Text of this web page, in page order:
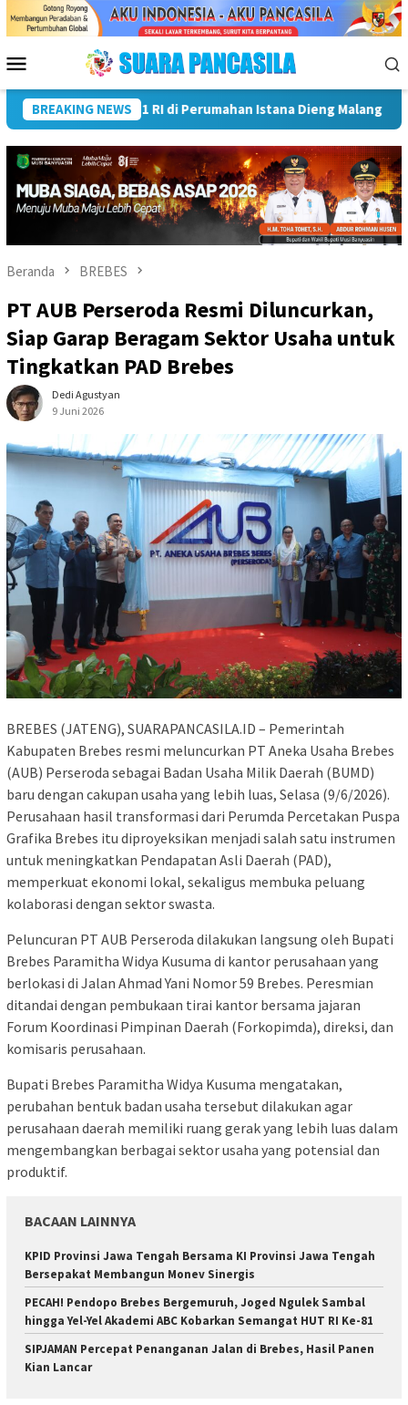
Menu
Mobile
BREAKING NEWS
Kota Lubuk Linggau Kukuhkan Pramuka Garuda dan Lepas
Beranda BREBES
PT AUB Perseroda Resmi Diluncurkan,
Siap Garap Beragam Sektor Usaha untuk
Tingkatkan PAD Brebes
Dedi Agustyan
9 Juni 2026
BREBES (JATENG), SUARAPANCASILA.ID – Pemerintah
Kabupaten Brebes resmi meluncurkan PT Aneka Usaha Brebes
(AUB) Perseroda sebagai Badan Usaha Milik Daerah (BUMD)
baru dengan cakupan usaha yang lebih luas, Selasa (9/6/2026).
Perusahaan hasil transformasi dari Perumda Percetakan Puspa
Grafika Brebes itu diproyeksikan menjadi salah satu instrumen
untuk meningkatkan Pendapatan Asli Daerah (PAD),
memperkuat ekonomi lokal, sekaligus membuka peluang
kolaborasi dengan sektor swasta.
Peluncuran PT AUB Perseroda dilakukan langsung oleh Bupati
Brebes Paramitha Widya Kusuma di kantor perusahaan yang
berlokasi di Jalan Ahmad Yani Nomor 59 Brebes. Peresmian
ditandai dengan pembukaan tirai kantor bersama jajaran
Forum Koordinasi Pimpinan Daerah (Forkopimda), direksi, dan
komisaris perusahaan.
Bupati Brebes Paramitha Widya Kusuma mengatakan,
perubahan bentuk badan usaha tersebut dilakukan agar
perusahaan daerah memiliki ruang gerak yang lebih luas dalam
mengembangkan berbagai sektor usaha yang potensial dan
produktif.
BACAAN LAINNYA
KPID Provinsi Jawa Tengah Bersama KI Provinsi Jawa Tengah
Bersepakat Membangun Monev Sinergis
PECAH! Pendopo Brebes Bergemuruh, Joged Ngulek Sambal
hingga Yel-Yel Akademi ABC Kobarkan Semangat HUT RI Ke-81
SIPJAMAN Percepat Penanganan Jalan di Brebes, Hasil Panen
Kian Lancar